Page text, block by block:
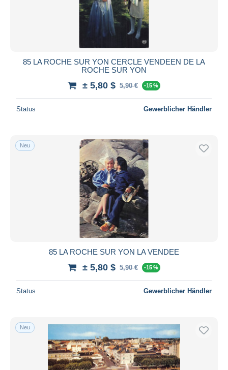
85 LA ROCHE SUR YON CERCLE VENDEEN DE LA
ROCHE SUR YON
± 5,80 $ 5,90 € -15 %
Status Gewerblicher Händler
Neu
85 LA ROCHE SUR YON LA VENDEE
± 5,80 $ 5,90 € -15 %
Status Gewerblicher Händler
Neu